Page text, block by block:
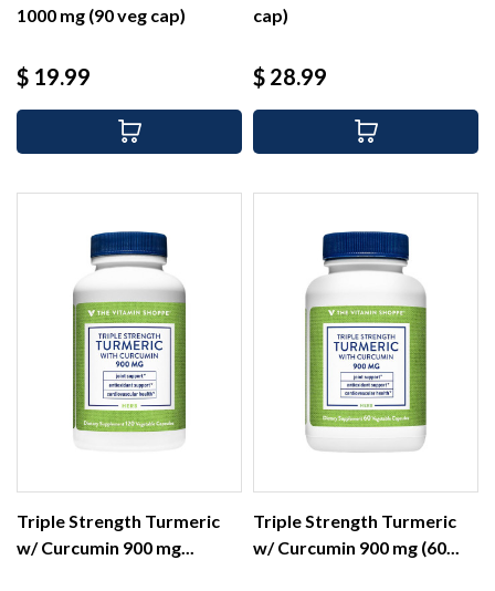
1000 mg (90 veg cap)
Precio
$ 19.99
cap)
Precio
$ 28.99
Triple Strength Turmeric
w/ Curcumin 900 mg...
Triple Strength Turmeric
w/ Curcumin 900 mg (60...